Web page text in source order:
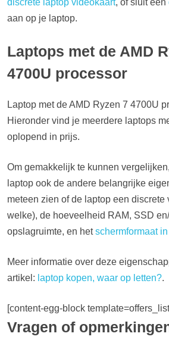
discrete laptop videokaart, of sluit een
aan op je laptop.
Laptops met de AMD
4700U processor
Laptop met de AMD Ryzen 7 4700U
Hieronder vind je meerdere laptops
oplopend in prijs.
Om gemakkelijk te kunnen
laptop ook de andere belangrijke
meteen zien of de laptop een discrete
welke), de hoeveelheid RAM, SSD
opslagruimte, en hetschermformaat
Meer informatie over deze
artikel: laptop kopen, waar op letten?.
[content-egg-block
Vragen of